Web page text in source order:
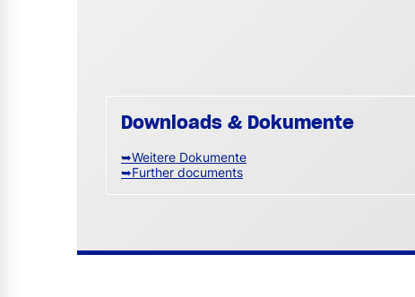
Downloads & Dokumente
➥Weitere Dokumente
➥Further documents